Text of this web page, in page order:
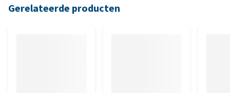
Gerelateerde producten